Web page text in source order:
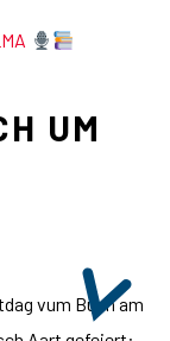
UM
vum Buch am